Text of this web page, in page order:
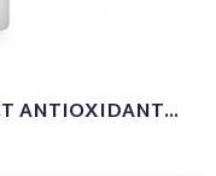
ANTIOXIDANT...